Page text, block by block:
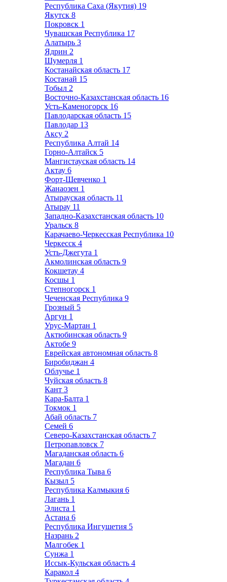
Республика Саха (Якутия) 19
Якутск 8
Покровск 1
Чувашская Республика 17
Алатырь 3
Ядрин 2
Шумерля 1
Костанайская область 17
Костанай 15
Тобыл 2
Восточно-Казахстанская область 16
Усть-Каменогорск 16
Павлодарская область 15
Павлодар 13
Аксу 2
Республика Алтай 14
Горно-Алтайск 5
Мангистауская область 14
Актау 6
Форт-Шевченко 1
Жанаозен 1
Атырауская область 11
Атырау 11
Западно-Казахстанская область 10
Уральск 8
Карачаево-Черкесская Республика 10
Черкесск 4
Усть-Джегута 1
Акмолинская область 9
Кокшетау 4
Косшы 1
Степногорск 1
Чеченская Республика 9
Грозный 5
Аргун 1
Урус-Мартан 1
Актюбинская область 9
Актобе 9
Еврейская автономная область 8
Биробиджан 4
Облучье 1
Чуйская область 8
Кант 3
Кара-Балта 1
Токмок 1
Абай область 7
Семей 6
Северо-Казахстанская область 7
Петропавловск 7
Магаданская область 6
Магадан 6
Республика Тыва 6
Кызыл 5
Республика Калмыкия 6
Лагань 1
Элиста 1
Астана 6
Республика Ингушетия 5
Назрань 2
Малгобек 1
Сунжа 1
Иссык-Кульская область 4
Каракол 4